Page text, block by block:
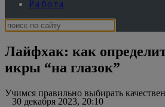
Работа
Лайфхак: как
икры “на глазок”
30 декабря 2023, 20:10
Учимся правильно выбирать